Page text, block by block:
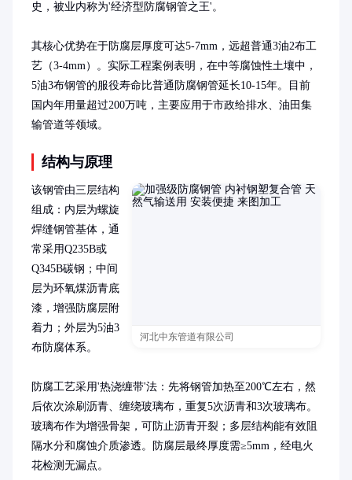
史，被业内称为'经济型防腐钢管之王'。
其核心优势在于防腐层厚度可达5-7mm，远超普通3油2布工
艺（3-4mm）。实际工程案例表明，在中等腐蚀性土壤中，
5油3布钢管的服役寿命比普通防腐钢管延长10-15年。目前
国内年用量超过200万吨，主要应用于市政给排水、油田集
输管道等领域。
结构与原理
河北中东管道有限公司
该钢管由三层结构
组成：内层为螺旋
焊缝钢管基体，通
常采用Q235B或
Q345B碳钢；中间
层为环氧煤沥青底
漆，增强防腐层附
着力；外层为5油3
布防腐体系。
防腐工艺采用'热浇缠带'法：先将钢管加热至200℃左右，然
后依次涂刷沥青、缠绕玻璃布，重复5次沥青和3次玻璃布。
玻璃布作为增强骨架，可防止沥青开裂；多层结构能有效阻
隔水分和腐蚀介质渗透。防腐层最终厚度需≥5mm，经电火
花检测无漏点。